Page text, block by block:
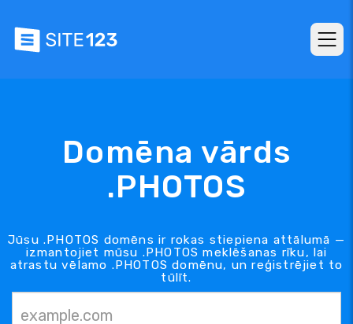
Domēna vārds
.PHOTOS
Jūsu .PHOTOS domēns ir rokas stiepiena attālumā —
izmantojiet mūsu .PHOTOS meklēšanas rīku, lai
atrastu vēlamo .PHOTOS domēnu, un reģistrējiet to
tūlīt.